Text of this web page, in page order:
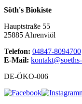
Söth's Biokiste
Hauptstraße 55
25885 Ahrenviöl
Telefon: 04847-8094700
E-Mail:
DE-ÖKO-006